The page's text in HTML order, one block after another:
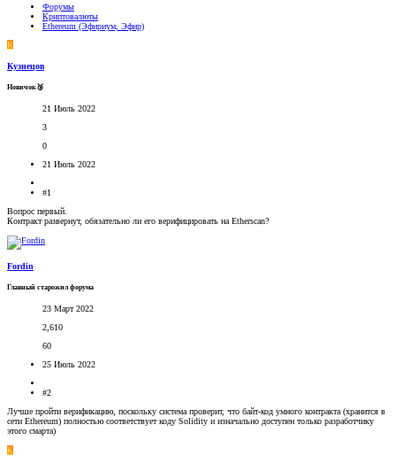
Форумы
Криптовалюты
Ethereum (Эфириум, Эфир)
К
Кузнецов
Новичок🥉
21 Июль 2022
3
0
21 Июль 2022
#1
Вопрос первый.
Контракт развернут, обязательно ли его верифицировать на Etherscan?
Fordin
Главный старожил форума
23 Март 2022
2,610
60
25 Июль 2022
#2
Лучше пройти верификацию, поскольку система проверит, что байт-код умного контракта (хранится в
сети Ethereum) полностью соответствует коду Solidity и изначально доступен только разработчику
этого смарта)
К